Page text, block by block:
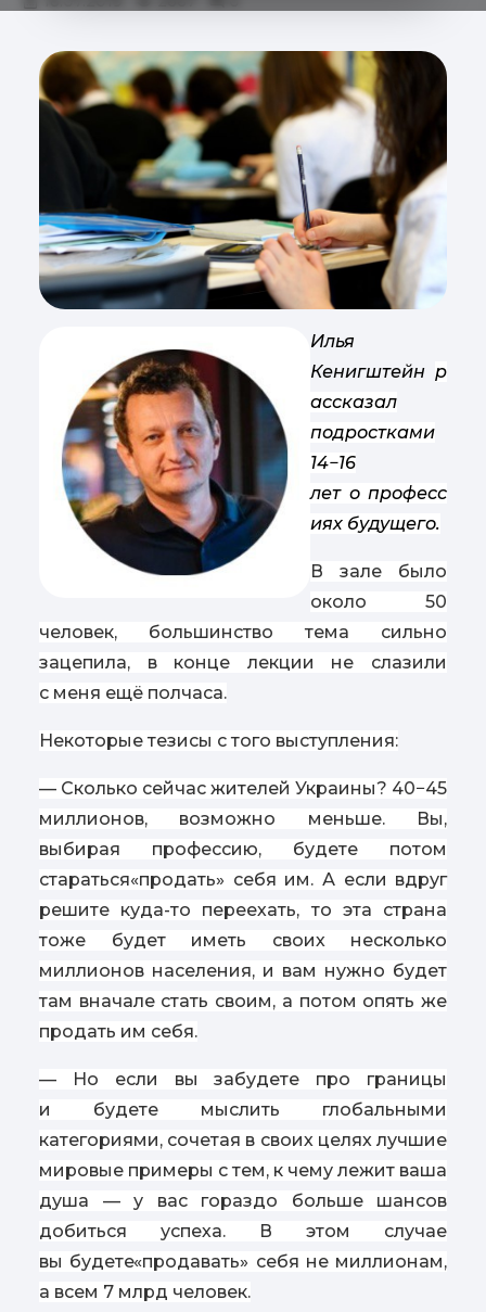
Илья
Кенигштейн р
ассказал
подростками
14−16
лет о професс
иях будущего.
В зале было
около 50
человек, большинство тема сильно
зацепила, в конце лекции не слазили
с меня ещё полчаса.
Некоторые тезисы с того выступления:
— Сколько сейчас жителей Украины? 40−45
миллионов, возможно меньше. Вы,
выбирая профессию, будете потом
стараться
«продать» себя им. А если вдруг
решите куда-то переехать, то эта страна
тоже будет иметь своих несколько
миллионов населения, и вам нужно будет
там вначале стать своим, а потом опять же
продать им себя.
— Но если вы забудете про границы
и будете мыслить глобальными
категориями, сочетая в своих целях лучшие
мировые примеры с тем, к чему лежит ваша
душа — у вас гораздо больше шансов
добиться успеха. В этом случае
вы будете
«продавать» себя не миллионам,
а всем 7 млрд человек.